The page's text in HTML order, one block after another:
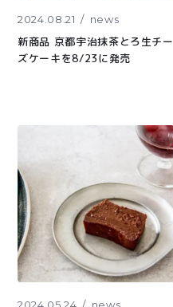
2024.08.21 news
新商品 京都宇治抹茶とろ生チー
ズケーキを8/23に発売